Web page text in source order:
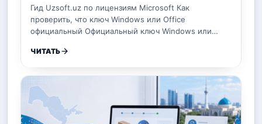
Гид Uzsoft.uz по лицензиям Microsoft Как
проверить, что ключ Windows или Office
официальный Официальный ключ Windows или…
ЧИТАТЬ